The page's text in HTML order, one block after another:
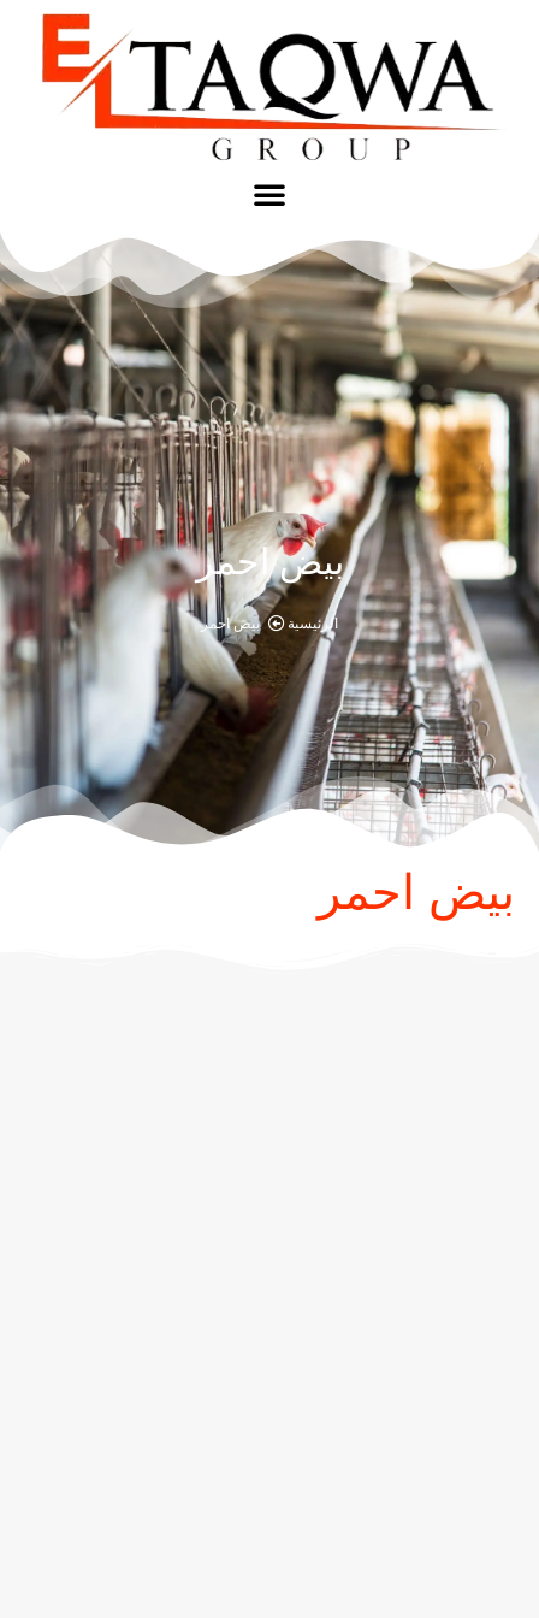
بيض احمر
الرئيسية بيض احمر
بيض احمر